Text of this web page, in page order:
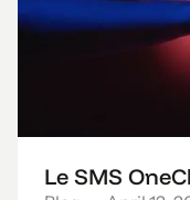
Le SMS